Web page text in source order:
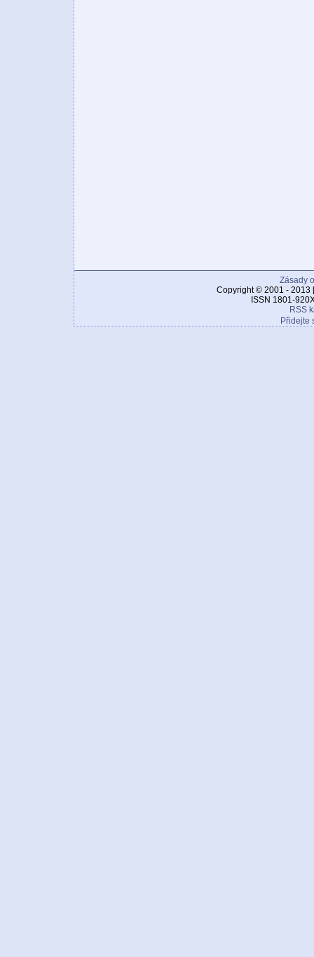
Zásady
Copyright © 2001 - 2013
ISSN 1801-
RSS
Přidejte